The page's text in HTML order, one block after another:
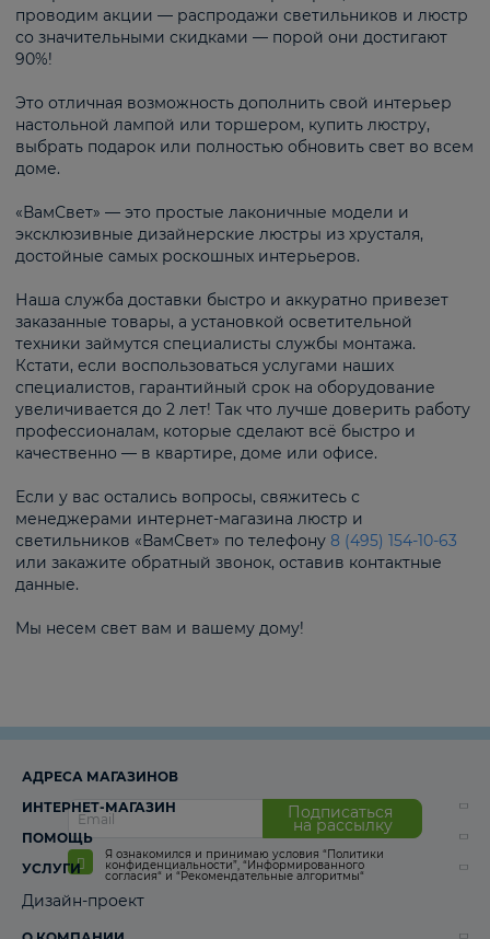
проводим акции — распродажи светильников и люстр
со значительными скидками — порой они достигают
90%!
Это отличная возможность дополнить свой интерьер
настольной лампой или торшером, купить люстру,
выбрать подарок или полностью обновить свет во всем
доме.
«ВамСвет» — это простые лаконичные модели и
эксклюзивные дизайнерские люстры из хрусталя,
достойные самых роскошных интерьеров.
Наша служба доставки быстро и аккуратно привезет
заказанные товары, а установкой осветительной
техники займутся специалисты службы монтажа.
Кстати, если воспользоваться услугами наших
специалистов, гарантийный срок на оборудование
увеличивается до 2 лет! Так что лучше доверить работу
профессионалам, которые сделают всё быстро и
качественно — в квартире, доме или офисе.
Если у вас остались вопросы, свяжитесь с
менеджерами интернет-магазина люстр и
светильников «ВамСвет» по телефону 8 (495) 154-10-63
или закажите обратный звонок, оставив контактные
данные.
Мы несем свет вам и вашему дому!
Подписаться
на рассылку
Я ознакомился и принимаю условия “Политики
конфиденциальности”, “Информированного
согласия“ и “Рекомендательные алгоритмы“
АДРЕСА МАГАЗИНОВ
ИНТЕРНЕТ-МАГАЗИН
ПОМОЩЬ
УСЛУГИ
Дизайн-проект